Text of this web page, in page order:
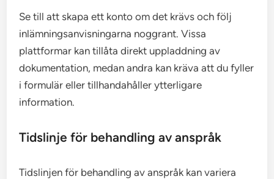
Se till att skapa ett konto om det krävs och följ
inlämningsanvisningarna noggrant. Vissa
plattformar kan tillåta direkt uppladdning av
dokumentation, medan andra kan kräva att du fyller
i formulär eller tillhandahåller ytterligare
information.
Tidslinje för behandling av anspråk
Tidslinjen för behandling av anspråk kan variera